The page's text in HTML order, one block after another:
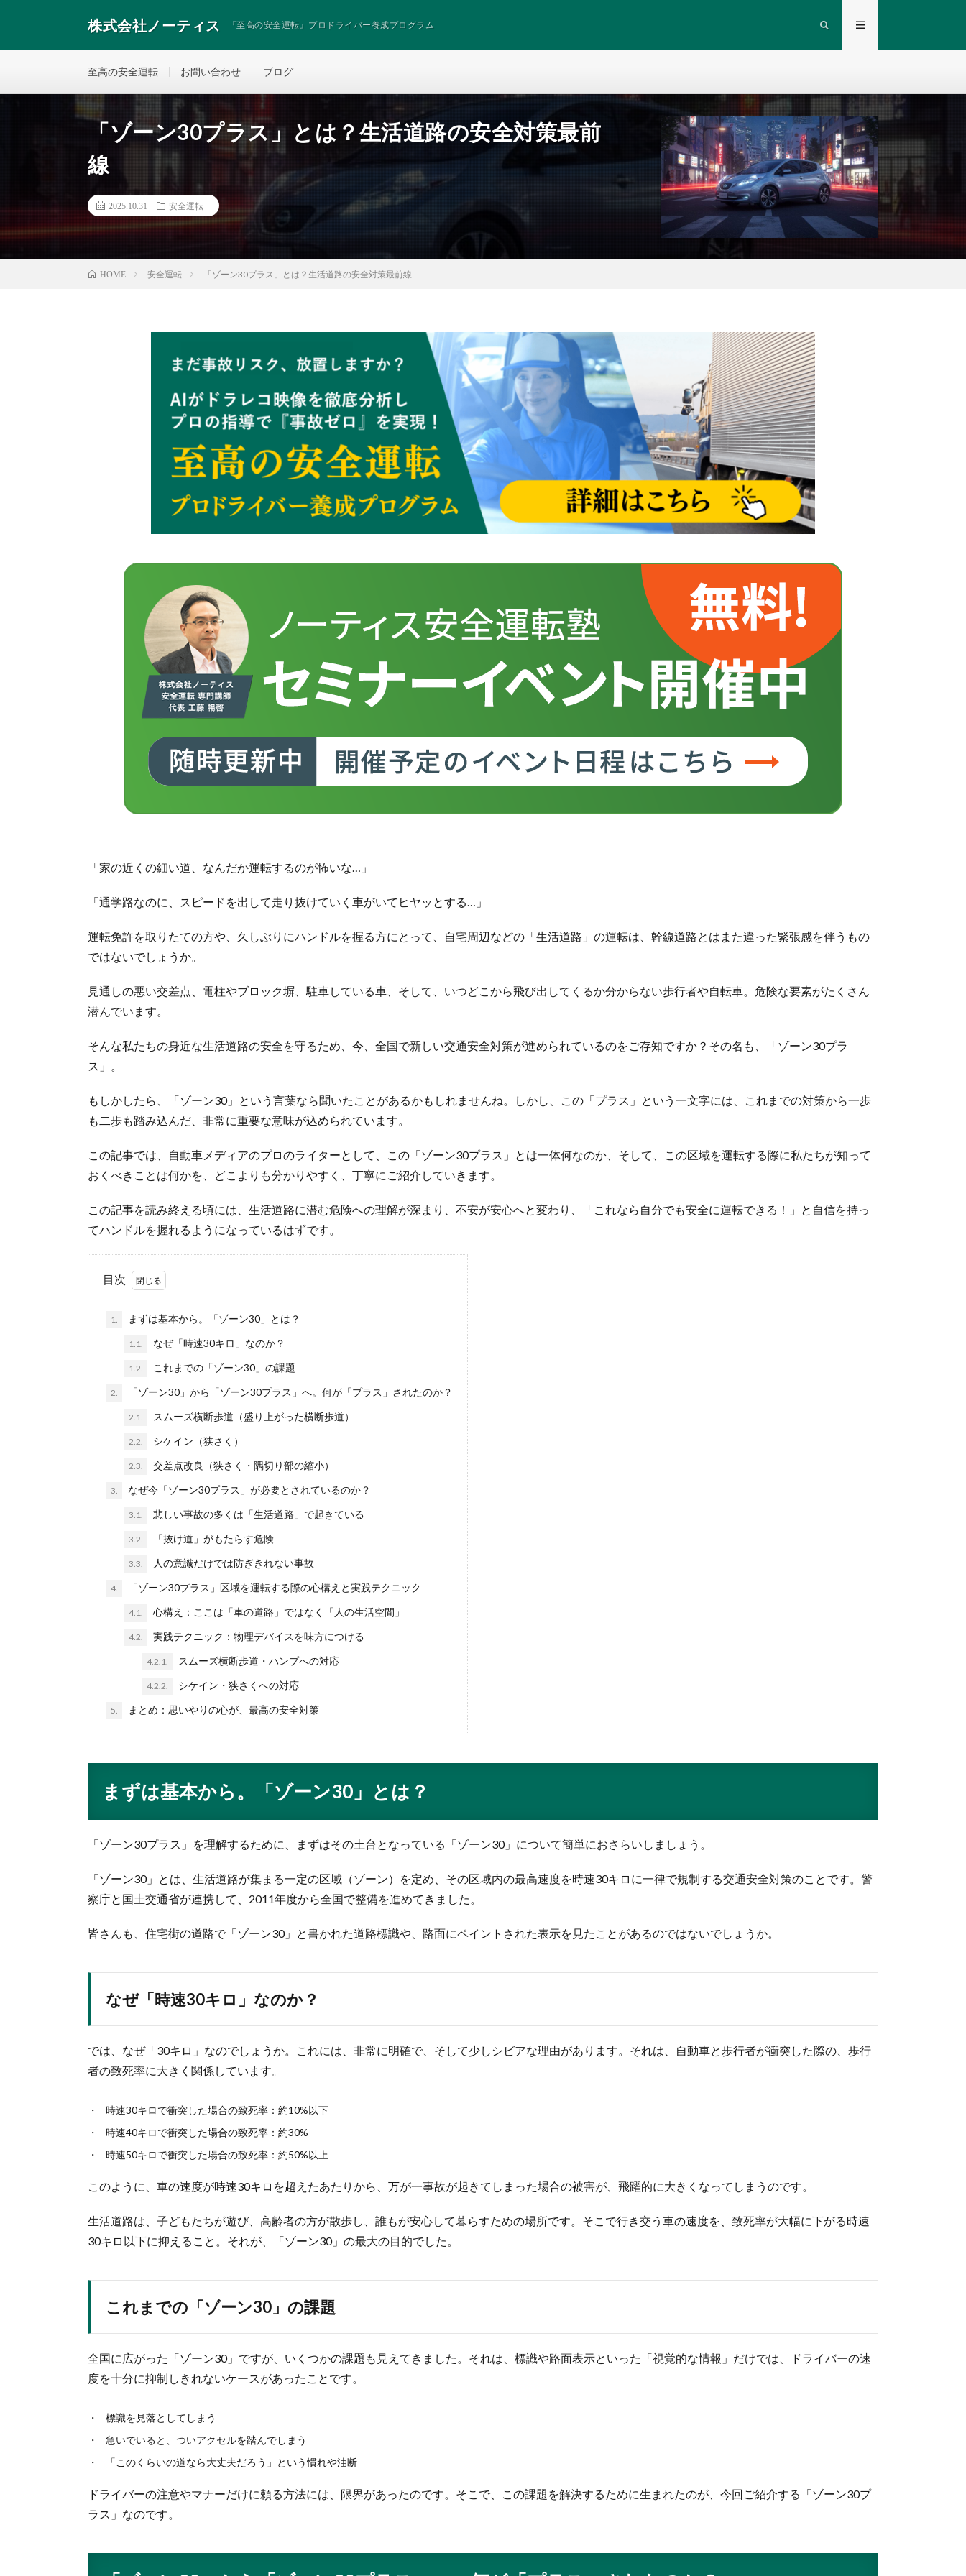
株式会社ノーティス 『至高の安全運転』プロドライバー養成プログラム
至高の安全運転 お問い合わせ ブログ
「ゾーン30プラス」とは？生活道路の安全対策最前
線
2025.10.31 安全運転
HOME 安全運転 「ゾーン30プラス」とは？生活道路の安全対策最前線
「家の近くの細い道、なんだか運転するのが怖いな…」
「通学路なのに、スピードを出して走り抜けていく車がいてヒヤッとする…」
運転免許を取りたての方や、久しぶりにハンドルを握る方にとって、自宅周辺などの「生活道路」の運転は、幹線道路とはまた違った緊張感を伴うもの
ではないでしょうか。
見通しの悪い交差点、電柱やブロック塀、駐車している車、そして、いつどこから飛び出してくるか分からない歩行者や自転車。危険な要素がたくさん
潜んでいます。
そんな私たちの身近な生活道路の安全を守るため、今、全国で新しい交通安全対策が進められているのをご存知ですか？その名も、「ゾーン30プラ
ス」。
もしかしたら、「ゾーン30」という言葉なら聞いたことがあるかもしれませんね。しかし、この「プラス」という一文字には、これまでの対策から一歩
も二歩も踏み込んだ、非常に重要な意味が込められています。
この記事では、自動車メディアのプロのライターとして、この「ゾーン30プラス」とは一体何なのか、そして、この区域を運転する際に私たちが知って
おくべきことは何かを、どこよりも分かりやすく、丁寧にご紹介していきます。
この記事を読み終える頃には、生活道路に潜む危険への理解が深まり、不安が安心へと変わり、「これなら自分でも安全に運転できる！」と自信を持っ
てハンドルを握れるようになっているはずです。
目次
1. まずは基本から。「ゾーン30」とは？
1.1. なぜ「時速30キロ」なのか？
1.2. これまでの「ゾーン30」の課題
2. 「ゾーン30」から「ゾーン30プラス」へ。何が「プラス」されたのか？
2.1. スムーズ横断歩道（盛り上がった横断歩道）
2.2. シケイン（狭さく）
2.3. 交差点改良（狭さく・隅切り部の縮小）
3. なぜ今「ゾーン30プラス」が必要とされているのか？
3.1. 悲しい事故の多くは「生活道路」で起きている
3.2. 「抜け道」がもたらす危険
3.3. 人の意識だけでは防ぎきれない事故
4. 「ゾーン30プラス」区域を運転する際の心構えと実践テクニック
4.1. 心構え：ここは「車の道路」ではなく「人の生活空間」
4.2. 実践テクニック：物理デバイスを味方につける
4.2.1. スムーズ横断歩道・ハンプへの対応
4.2.2. シケイン・狭さくへの対応
5. まとめ：思いやりの心が、最高の安全対策
まずは基本から。「ゾーン30」とは？
「ゾーン30プラス」を理解するために、まずはその土台となっている「ゾーン30」について簡単におさらいしましょう。
「ゾーン30」とは、生活道路が集まる一定の区域（ゾーン）を定め、その区域内の最高速度を時速30キロに一律で規制する交通安全対策のことです。警
察庁と国土交通省が連携して、2011年度から全国で整備を進めてきました。
皆さんも、住宅街の道路で「ゾーン30」と書かれた道路標識や、路面にペイントされた表示を見たことがあるのではないでしょうか。
なぜ「時速30キロ」なのか？
では、なぜ「30キロ」なのでしょうか。これには、非常に明確で、そして少しシビアな理由があります。それは、自動車と歩行者が衝突した際の、歩行
者の致死率に大きく関係しています。
時速30キロで衝突した場合の致死率：約10%以下
時速40キロで衝突した場合の致死率：約30%
時速50キロで衝突した場合の致死率：約50%以上
このように、車の速度が時速30キロを超えたあたりから、万が一事故が起きてしまった場合の被害が、飛躍的に大きくなってしまうのです。
生活道路は、子どもたちが遊び、高齢者の方が散歩し、誰もが安心して暮らすための場所です。そこで行き交う車の速度を、致死率が大幅に下がる時速
30キロ以下に抑えること。それが、「ゾーン30」の最大の目的でした。
これまでの「ゾーン30」の課題
全国に広がった「ゾーン30」ですが、いくつかの課題も見えてきました。それは、標識や路面表示といった「視覚的な情報」だけでは、ドライバーの速
度を十分に抑制しきれないケースがあったことです。
標識を見落としてしまう
急いでいると、ついアクセルを踏んでしまう
「このくらいの道なら大丈夫だろう」という慣れや油断
ドライバーの注意やマナーだけに頼る方法には、限界があったのです。そこで、この課題を解決するために生まれたのが、今回ご紹介する「ゾーン30プ
ラス」なのです。